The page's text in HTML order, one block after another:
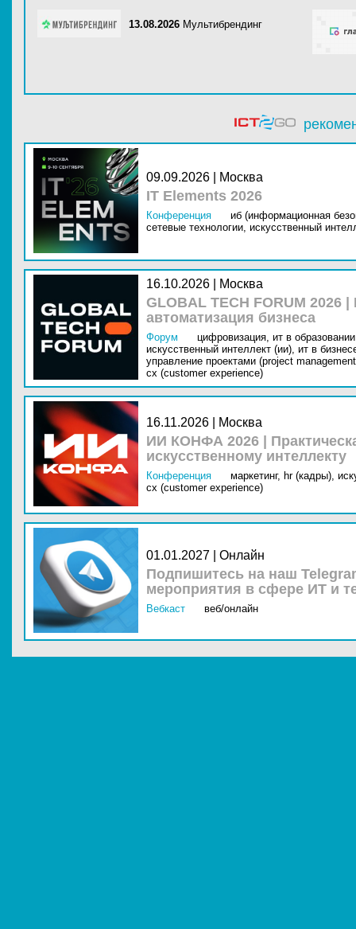
13.08.2026 Мультибрендинг
09.09.2026 | Москва
IT Elements 2026
Конференция
иб (информационная
сетевые технологии, искусственный
16.10.2026 | Москва
GLOBAL TECH FORUM
автоматизация бизнеса
Форум цифровизация, ит в
искусственный интеллект (ии), ит в
управление проектами (project
cx (customer experience)
16.11.2026 | Москва
ИИ КОНФА 2026 |
искусственному интеллекту
Конференция маркетинг, hr (кадры),
cx (customer experience)
01.01.2027 | Онлайн
Подпишитесь на наш
мероприятия в сфере ИТ и
Вебкаст веб/онлайн